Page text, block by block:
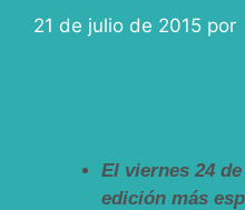
21 de julio de 2015 por
El viernes 24
edición más